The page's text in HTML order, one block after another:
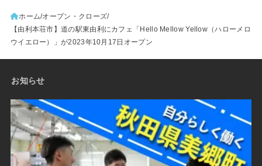
ホーム オープン・クローズ
【由利本荘市】道の駅東由利にカフェ「Hello Mellow Yellow（ハローメロ
ウイエロー）」が2023年10月17日オープン
お知らせ